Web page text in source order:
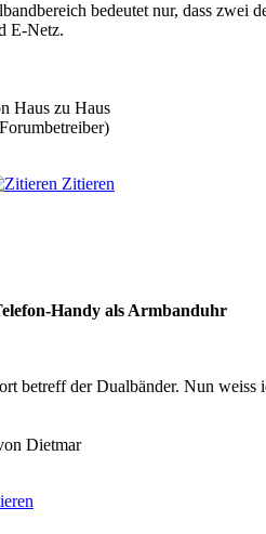
bedeutet nur, dass zwei
E-Netz.
Haus zu Haus
Zitieren
Handy als Armbanduhr
betreff der Dualbänder. Nun weiss
Dietmar